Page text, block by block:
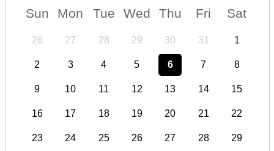
Sun Mon Tue Wed Thu Fri Sat
26 27 28 29 30 31 1
2 3 4 5 6 7 8
9 10 11 12 13 14 15
16 17 18 19 20 21 22
23 24 25 26 27 28 29